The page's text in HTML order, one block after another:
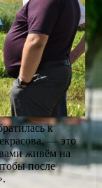
к
— это
живём на
после